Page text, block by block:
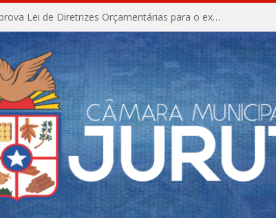
Câmara Municipal aprova Lei de Diretrizes Orçamentárias para o exercício financeiro de 2027